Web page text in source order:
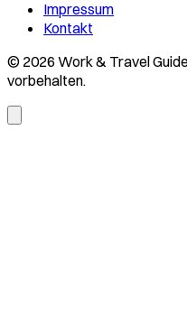
Impressum
Kontakt
© 2026 Work & Travel
vorbehalten.